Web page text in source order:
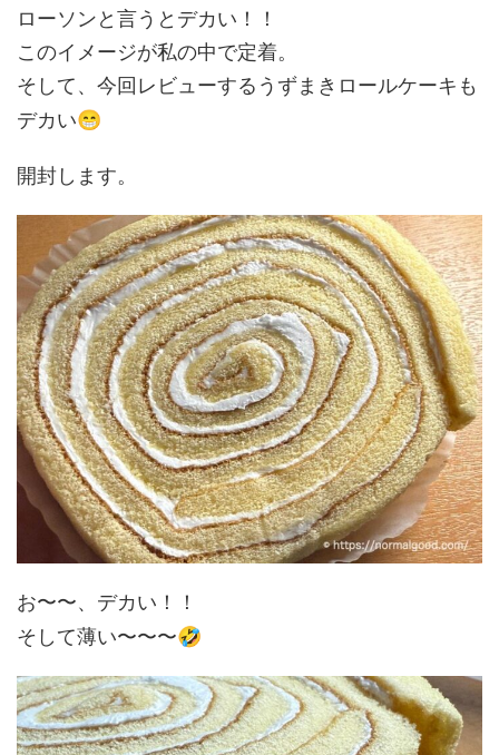
ローソンと言うとデカい！！
このイメージが私の中で定着。
そして、今回レビューするうずまきロールケーキも
デカい😁
開封します。
お〜〜、デカい！！
そして薄い〜〜〜🤣